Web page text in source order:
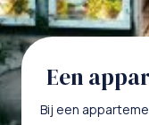
Een
Bij een